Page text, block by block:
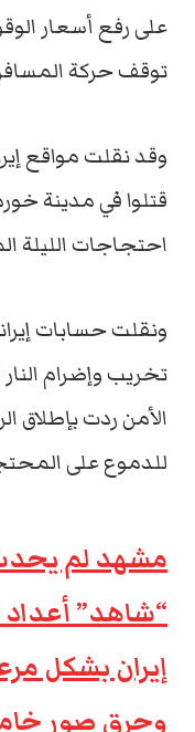
على رفع أسعار
توقف حركة
وقد نقلت مواقع
قتلوا في مدينة
احتجاجات الليلة
ونقلت حسابات
تخريب وإضرام
الأمن ردت بإطلاق
للدموع على
مشهد لم
“شاهد” أعداد
إيران بشكل
وحرق صور